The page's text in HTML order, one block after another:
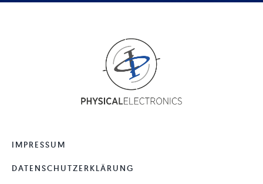
IMPRESSUM
DATENSCHUTZERKLÄRUNG